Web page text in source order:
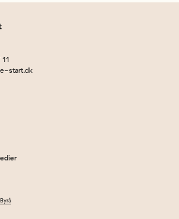
start.dk